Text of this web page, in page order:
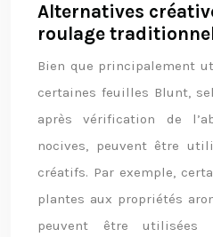
Alternatives
roulage
Bien que principalement
certaines feuilles Blunt,
après vérification de
nocives, peuvent être
créatifs. Par exemple,
plantes aux propriétés
peuvent être utilisées